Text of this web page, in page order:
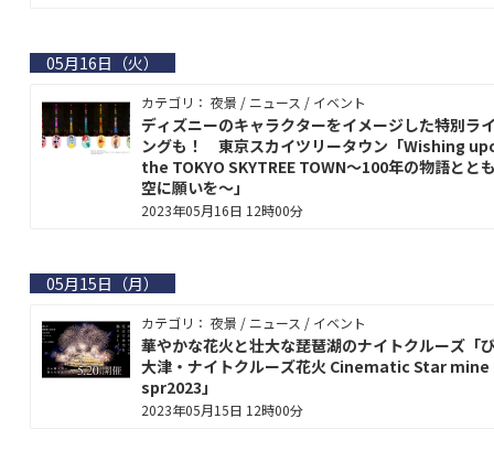
05月16日（火）
カテゴリ： 夜景 / ニュース / イベント
ディズニーのキャラクターをイメージした特別ラ
ングも！ 東京スカイツリータウン「Wishing
the TOKYO SKYTREE TOWN～100年の物語ととも
空に願いを～」
2023年05月16日 12時00分
05月15日（月）
カテゴリ： 夜景 / ニュース / イベント
華やかな花火と壮大な琵琶湖のナイトクルーズ「
大津・ナイトクルーズ花火 Cinematic Star mine
spr2023」
2023年05月15日 12時00分